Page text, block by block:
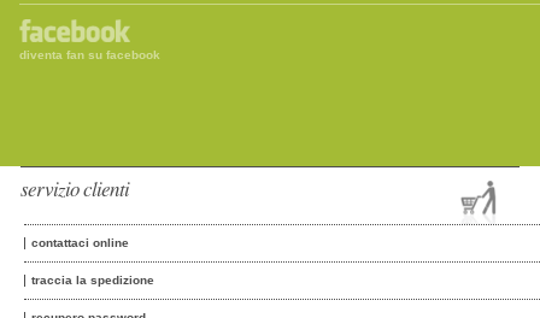
diventa fan su facebook
servizio clienti
contattaci online
traccia la spedizione